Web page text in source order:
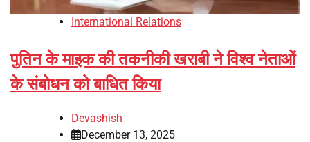
International Relations
पुतिन के माइक की तकनीकी खराबी ने विश्व नेताओं
के संबोधन को बाधित किया
Devashish
December 13, 2025